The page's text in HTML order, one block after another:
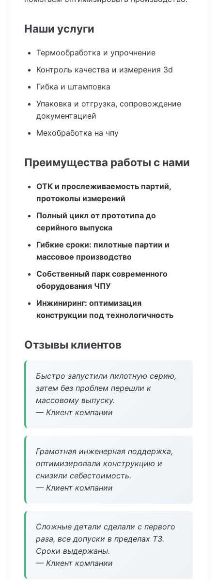
Наши услуги
Термообработка и упрочнение
Контроль качества и измерения 3d
Гибка и штамповка
Упаковка и отгрузка, сопровождение
документацией
Мехобработка на чпу
Преимущества работы с нами
ОТК и прослеживаемость партий,
протоколы измерений
Полный цикл от прототипа до
серийного выпуска
Гибкие сроки: пилотные партии и
массовое производство
Собственный парк современного
оборудования ЧПУ
Инжиниринг: оптимизация
конструкции под технологичность
Отзывы клиентов
Быстро запустили пилотную серию,
затем без проблем перешли к
массовому выпуску.
— Клиент компании
Грамотная инженерная поддержка,
оптимизировали конструкцию и
снизили себестоимость.
— Клиент компании
Сложные детали сделали с первого
раза, все допуски в пределах ТЗ.
Сроки выдержаны.
— Клиент компании